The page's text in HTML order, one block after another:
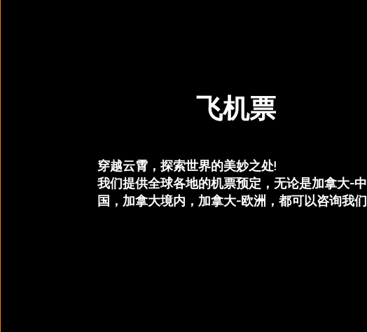
飞机票
穿越云霄，探索世界的美妙之处!
我们提供全球各地的机票预定，无论是加拿大-中
国，加拿大境内，加拿大-欧洲，都可以咨询我们